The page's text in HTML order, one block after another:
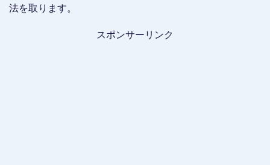
法を取ります。
スポンサーリンク